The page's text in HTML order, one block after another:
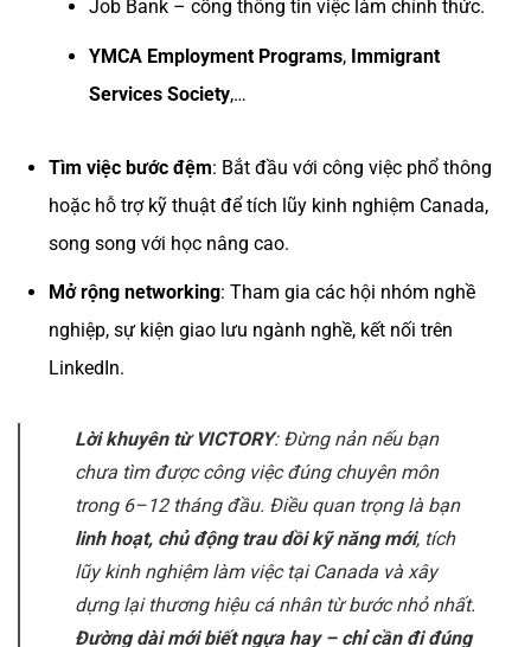
Job Bank – cổng thông tin việc làm chính thức.
YMCA Employment Programs, Immigrant
Services Society,…
Tìm việc bước đệm: Bắt đầu với công việc phổ thông
hoặc hỗ trợ kỹ thuật để tích lũy kinh nghiệm Canada,
song song với học nâng cao.
Mở rộng networking: Tham gia các hội nhóm nghề
nghiệp, sự kiện giao lưu ngành nghề, kết nối trên
LinkedIn.
Lời khuyên từ VICTORY: Đừng nản nếu bạn
chưa tìm được công việc đúng chuyên môn
trong 6–12 tháng đầu. Điều quan trọng là bạn
linh hoạt, chủ động trau dồi kỹ năng mới, tích
lũy kinh nghiệm làm việc tại Canada và xây
dựng lại thương hiệu cá nhân từ bước nhỏ nhất.
Đường dài mới biết ngựa hay – chỉ cần đi đúng